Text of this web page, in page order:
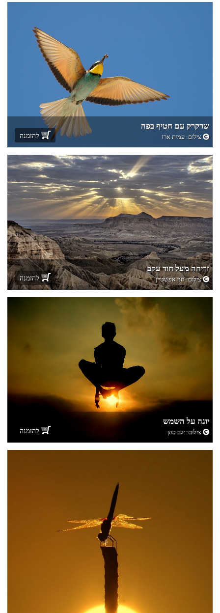
שרקרק עם חטיף בפה
צילום:עמית ארז להזמנה
זריחה מעל חוד עקב
צילום:חנן אפשטיין להזמנה
יוגה על השמש
צילום: יוגב כהן להזמנה